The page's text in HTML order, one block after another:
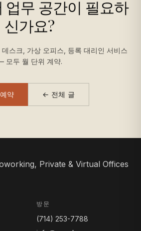
업무 공간이 필요하
신가요?
스크, 가상 오피스, 등록 대리인 서비스
모두 월 단위 계약.
약 ← 전체 글
방문
(714) 253-7788